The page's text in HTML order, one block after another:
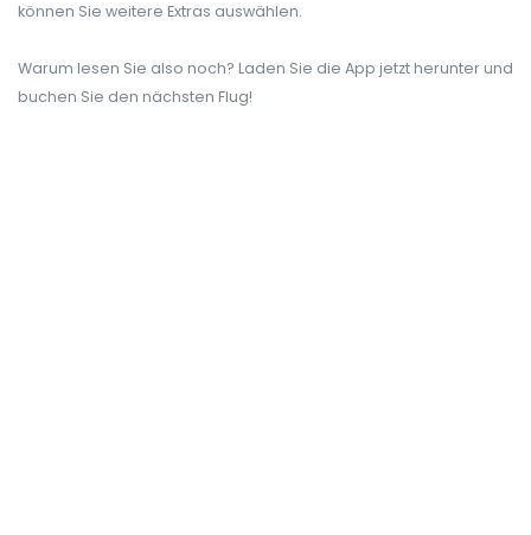
können Sie weitere Extras auswählen.
Warum lesen Sie also noch? Laden Sie die App jetzt herunter und
buchen Sie den nächsten Flug!